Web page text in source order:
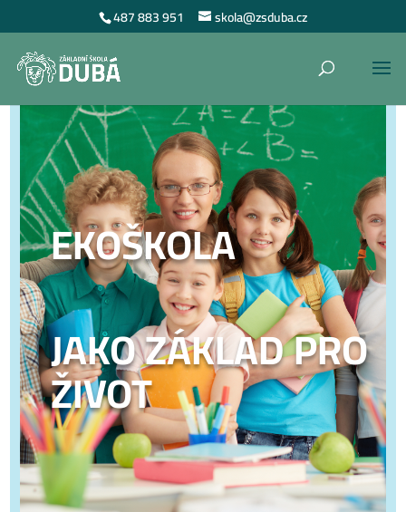
487 883 951 skola@zsduba.cz
EKOŠKOLA
JAKO ZÁKLAD PRO
ŽIVOT